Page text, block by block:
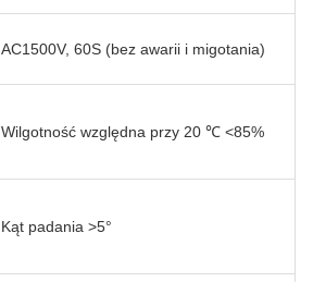
AC1500V, 60S (bez awarii i migotania)
Wilgotność względna przy 20 ℃ <85%
Kąt padania >5°